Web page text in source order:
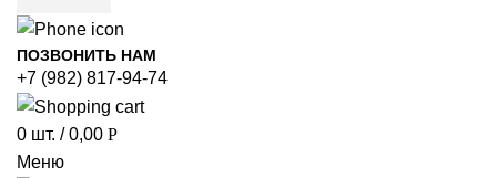
ПОЗВОНИТЬ НАМ
+7 (982) 817-94-74
0 шт. / 0,00 Р
Меню